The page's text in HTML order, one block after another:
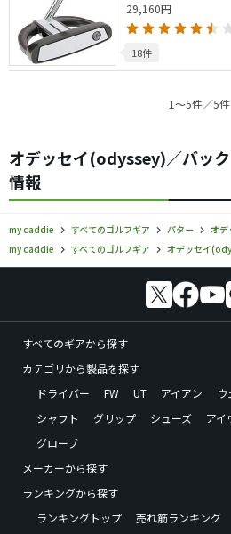
29,160円
18件
1〜5件／5件
オデッセイ(odyssey)／バッ
情報
my caddie すべてのゴルフギア パター オ
my caddie
すべてのゴルフギア オデッセイ
すべてのギアから探す
カテゴリから製品を探す
ドライバー
FW UT アイアン ウ
シャフト
グリップ シューズ アイ
グローブ
メーカーから探す
ランキングから探す
ランキングトップ
売れ筋ランキング